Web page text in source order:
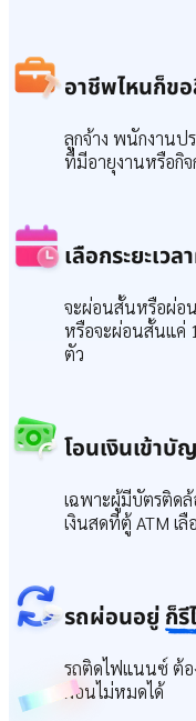
อาชีพไหนก็ข
ลูกจ้าง พนักงานป
ที่มีอายุงานหรือกิ
เลือกระยะเว
จะผ่อนสั้นหรือผ่อ
หรือจะผ่อนสั้นแค่
ตัว
โอนเงินเข้าบั
เฉพาะผู้มีบัตรติด
เงินสดที่ตู้ ATM เ
รถผ่อนอยู่ ก็
รถติดไฟแนนซ์ ต้อ
ผ่อนไม่หมดได้